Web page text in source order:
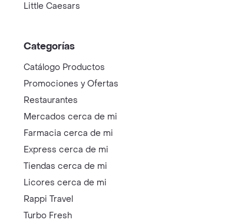
Little Caesars
Categorías
Catálogo Productos
Promociones y Ofertas
Restaurantes
Mercados cerca de mi
Farmacia cerca de mi
Express cerca de mi
Tiendas cerca de mi
Licores cerca de mi
Rappi Travel
Turbo Fresh